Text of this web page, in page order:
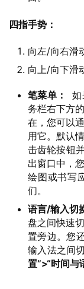
W
四指手势：
向左/向右滑
向上/向下滑
笔菜单：
如
务栏右下方
在，您可以
用它。默认
击齿轮按钮
出窗口中，
绘图或书写
们。
语言/输入切
盘之间快速
置旁边。您
输入法之间
置”>“时间与